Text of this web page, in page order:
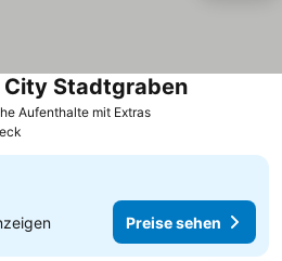
Aufenthalte mit Extras
City Stadtgraben
Preise sehen